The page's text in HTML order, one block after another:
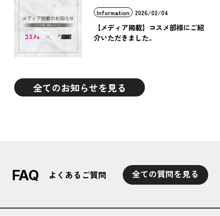
Information 2026/02/04
【メディア掲載】コスメ部様にご紹
介いただきました。
全てのお知らせを見る
FAQ よくあるご質問 全ての質問を見る